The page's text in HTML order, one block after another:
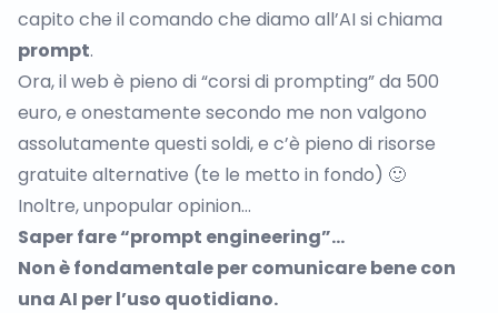
capito che il comando che diamo all’AI si chiama
prompt.
Ora, il web è pieno di “corsi di prompting” da 500
euro, e onestamente secondo me non valgono
assolutamente questi soldi, e c’è pieno di risorse
gratuite alternative (te le metto in fondo) 🙂
Inoltre, unpopular opinion…
Saper fare “prompt engineering”…
Non è fondamentale per comunicare bene con
una AI per l’uso quotidiano.